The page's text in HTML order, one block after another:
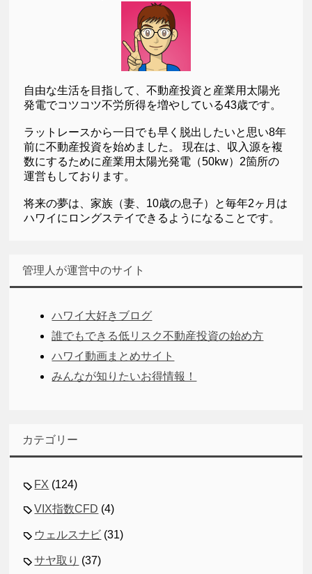
自由な生活を目指して、不動産投資と産業用太陽光
発電でコツコツ不労所得を増やしている43歳です。
ラットレースから一日でも早く脱出したいと思い8年
前に不動産投資を始めました。 現在は、収入源を複
数にするために産業用太陽光発電（50kw）2箇所の
運営もしております。
将来の夢は、家族（妻、10歳の息子）と毎年2ヶ月は
ハワイにロングステイできるようになることです。
管理人が運営中のサイト
ハワイ大好きブログ
誰でもできる低リスク不動産投資の始め方
ハワイ動画まとめサイト
みんなが知りたいお得情報！
カテゴリー
FX (124)
VIX指数CFD (4)
ウェルスナビ (31)
サヤ取り (37)